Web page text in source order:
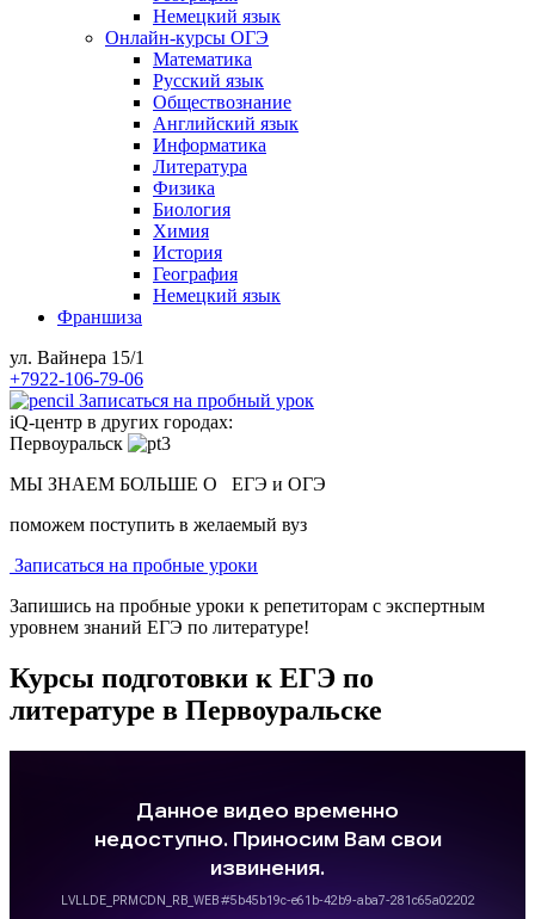
Немецкий язык
Онлайн-курсы ОГЭ
Математика
Русский язык
Обществознание
Английский язык
Информатика
Литература
Физика
Биология
Химия
История
География
Немецкий язык
Франшиза
ул. Вайнера 15/1
+7922-106-79-06
Записаться на пробный урок
iQ-центр в других городах:
Первоуральск
МЫ ЗНАЕМ БОЛЬШЕ О ЕГЭ и ОГЭ
поможем поступить в желаемый вуз
Записаться на пробные уроки
Запишись на пробные уроки к репетиторам с экспертным
уровнем знаний ЕГЭ по литературе!
Курсы подготовки к ЕГЭ по
литературе в Первоуральске